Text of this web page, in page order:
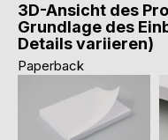
3D-Ansicht des
Grundlage des
Details variieren)
Paperback